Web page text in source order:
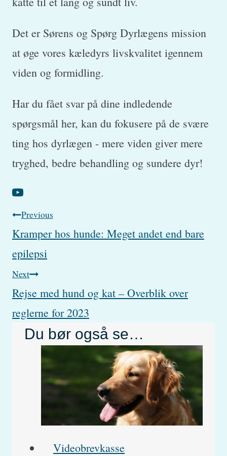
Det er Sørens og Spørg Dyrlægens mission
at øge vores kæledyrs livskvalitet igennem
viden og formidling.
Har du fået svar på dine indledende
spørgsmål her, kan du fokusere på de svære
ting hos dyrlægen - mere viden giver mere
tryghed, bedre behandling og sundere dyr!
Post
navigation
Previous
Kramper hos hunde: Meget andet end bare
epilepsi
Next
Rejse med hund og kat – Overblik over
reglerne for 2023
Du bør også se…
Videobrevkasse